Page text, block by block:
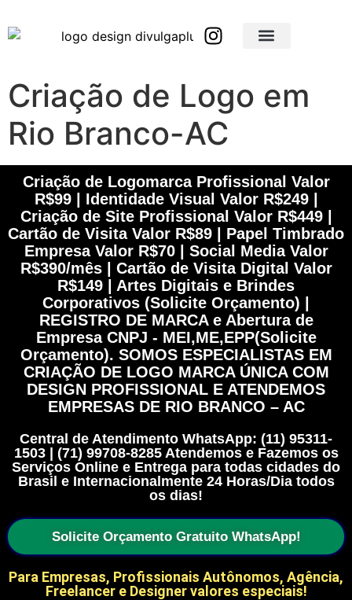
Criação de Logo em
Rio Branco-AC
Criação de Logomarca Profissional Valor
R$99 | Identidade Visual Valor R$249 |
Criação de Site Profissional Valor R$449 |
Cartão de Visita Valor R$89 | Papel Timbrado
Empresa Valor R$70 | Social Media Valor
R$390/mês | Cartão de Visita Digital Valor
R$149 | Artes Digitais e Brindes
Corporativos (Solicite Orçamento) |
REGISTRO DE MARCA e Abertura de
Empresa CNPJ - MEI,ME,EPP(Solicite
Orçamento). SOMOS ESPECIALISTAS EM
CRIAÇÃO DE LOGO MARCA ÚNICA COM
DESIGN PROFISSIONAL E ATENDEMOS
EMPRESAS DE RIO BRANCO – AC
Central de Atendimento WhatsApp: (11) 95311-
1503 | (71) 99708-8285 Atendemos e Fazemos os
Serviços Online e Entrega para todas cidades do
Brasil e Internacionalmente 24 Horas/Dia todos
os dias!
Solicite Orçamento Gratuito WhatsApp!
Para Empresas, Profissionais Autônomos, Agência,
Freelancer e Designer valores especiais!